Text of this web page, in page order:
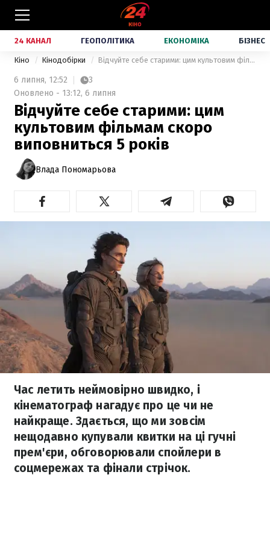
24 КАНАЛ ГЕОПОЛІТИКА ЕКОНОМІКА БІЗНЕС
Кіно Кінодобірки Відчуйте себе старими: цим культовим фільмам скоро виповниться 5 років
6 липня, 12:52
3
Оновлено - 13:12, 6 липня
Відчуйте себе старими: цим
культовим фільмам скоро
виповниться 5 років
Влада Пономарьова
Час летить неймовірно швидко, і
кінематограф нагадує про це чи не
найкраще. Здається, що ми зовсім
нещодавно купували квитки на ці гучні
прем'єри, обговорювали спойлери в
соцмережах та фінали стрічок.